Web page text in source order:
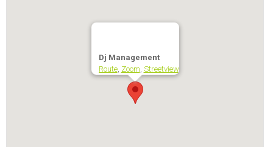
Dj Management
Route, Zoom, Streetview